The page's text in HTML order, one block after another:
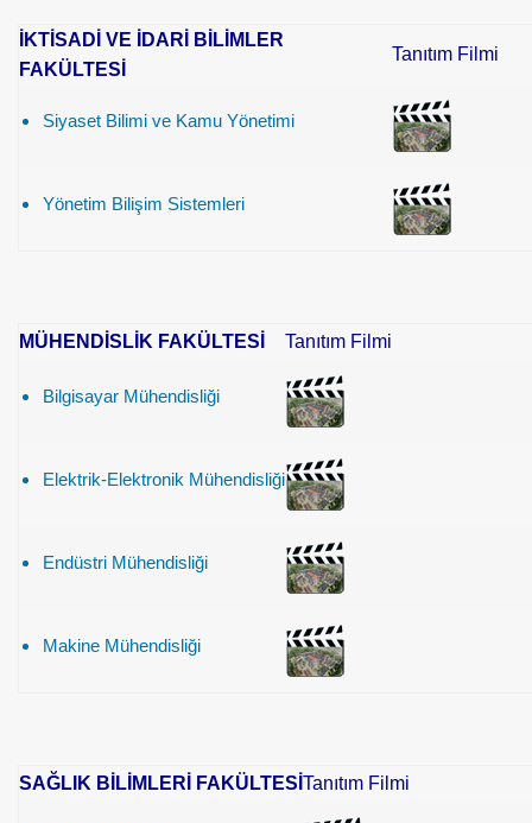
İKTİSADİ VE İDARİ BİLİMLER
FAKÜLTESİ
Tanıtım Filmi
Siyaset Bilimi ve Kamu Yönetimi
Yönetim Bilişim Sistemleri
MÜHENDİSLİK FAKÜLTESİ Tanıtım Filmi
Bilgisayar Mühendisliği
Elektrik-Elektronik Mühendisliği
Endüstri Mühendisliği
Makine Mühendisliği
SAĞLIK BİLİMLERİ FAKÜLTESİ Tanıtım Filmi